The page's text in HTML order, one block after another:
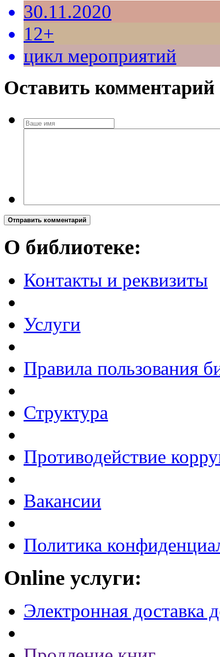
30.11.2020
12+
цикл мероприятий
Оставить комментарий
Отправить комментарий
О библиотеке:
Контакты и реквизиты
Услуги
Правила пользования
Структура
Противодействие
Вакансии
Политика
Online услуги:
Электронная доставка